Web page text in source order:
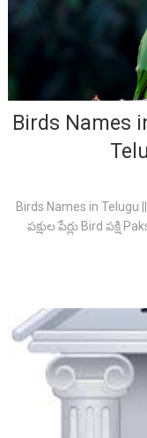
Birds Names
Birds Names in Telugu
పక్షుల పేర్లు Bird పక్షి